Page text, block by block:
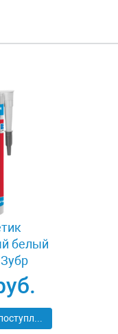
белый
0
Сообщить о поступлении